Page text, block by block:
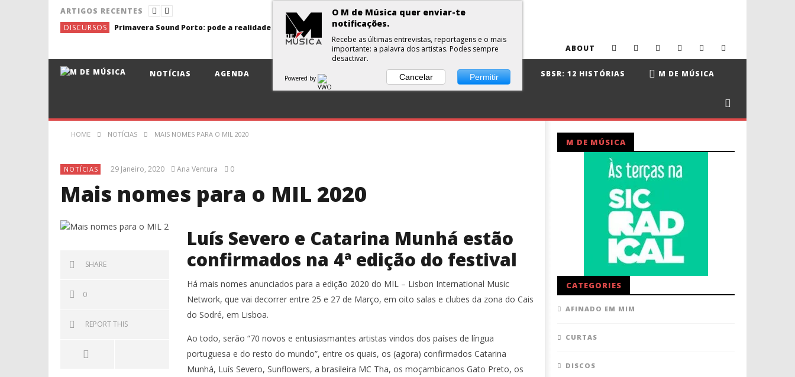
ARTIGOS RECENTES
DISCURSOS
ABOUT
NOTÍCIAS AGENDA DISCOS CURTAS PLAYLISTS SBSR: 12 HISTÓRIAS M DE MÚSICA
HOME NOTÍCIAS MAIS NOMES PARA O MIL 2020
NOTÍCIAS 29 Janeiro, 2020 Ana Ventura 0
Mais nomes para o MIL 2020
SHARE
0
REPORT THIS
Luís Severo e Catarina Munhá estão
confirmados na 4ª edição do festival
Há mais nomes anunciados para a edição 2020 do MIL – Lisbon International Music
Network, que vai decorrer entre 25 e 27 de Março, em oito salas e clubes da zona do Cais
do Sodré, em Lisboa.
Ao todo, serão “70 novos e entusiasmantes artistas vindos dos países de língua
portuguesa e do resto do mundo”, entre os quais, os (agora) confirmados Catarina
Munhá, Luís Severo, Sunflowers, a brasileira MC Tha, os moçambicanos Gato Preto, os
M DE MÚSICA
CATEGORIES
AFINADO EM MIM
CURTAS
DISCOS
O M de Música quer enviar-te
notificações.
Recebe as últimas entrevistas, reportagens e o mais
importante: a palavra dos artistas. Podes sempre
desactivar.
Powered by Cancelar Permitir